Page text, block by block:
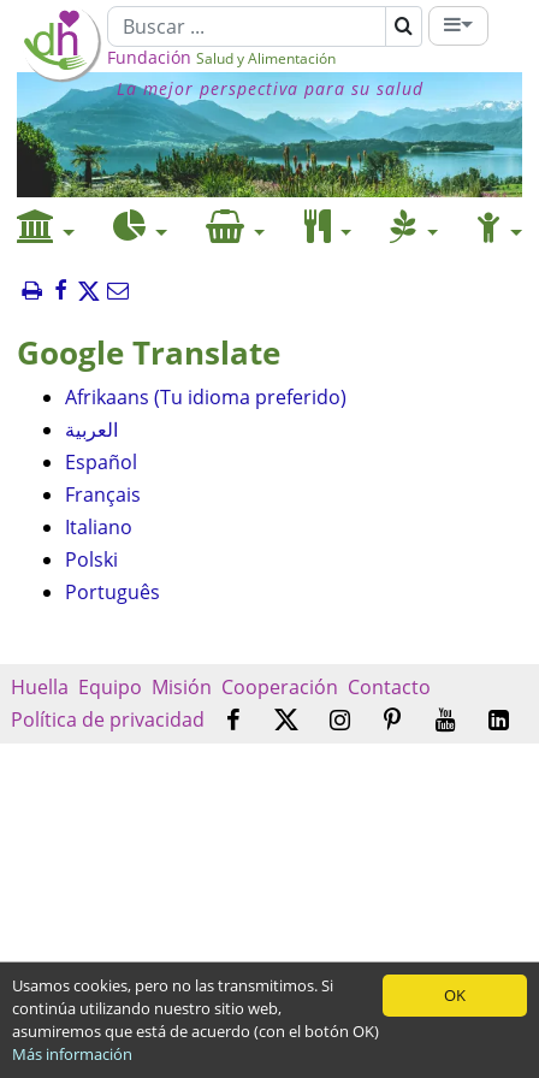
Fundación Salud y Alimentación
La mejor perspectiva para su salud
Google Translate
Afrikaans (Tu idioma preferido)
العربية
Español
Français
Italiano
Polski
Português
Huella Equipo Misión Cooperación Contacto
Política de privacidad
OK
Usamos cookies, pero no las transmitimos. Si
continúa utilizando nuestro sitio web,
asumiremos que está de acuerdo (con el botón OK)
Más información